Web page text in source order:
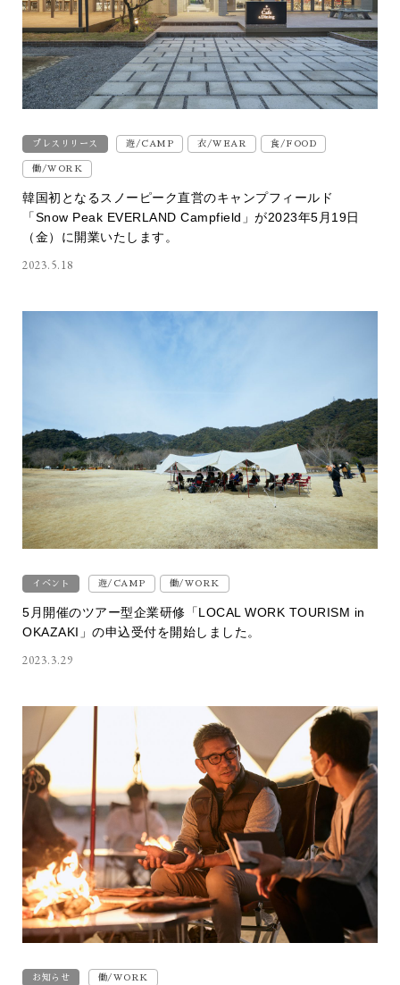
プレスリリース 遊/CAMP 衣/WEAR 食/FOOD
働/WORK
韓国初となるスノーピーク直営のキャンプフィールド​
「Snow Peak EVERLAND Campfield」が2023年5月19日
（金）に開業​いたします。
2023.5.18
イベント 遊/CAMP 働/WORK
5月開催のツアー型企業研修「LOCAL WORK TOURISM in
OKAZAKI」の申込受付を開始しました。
2023.3.29
お知らせ 働/WORK